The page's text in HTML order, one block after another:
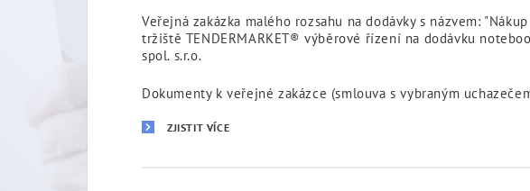
Veřejná zakázka malého rozsahu na dodávky s názvem:
tržiště TENDERMARKET® výběrové řízení na dodávku
spol. s.r.o.
Dokumenty k veřejné zakázce (smlouva s vybraným
ZJISTIT VÍCE